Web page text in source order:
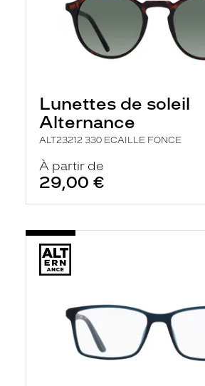
Lunettes de soleil
Alternance
ALT23212 330 ECAILLE FONCE
À partir de
29,00 €